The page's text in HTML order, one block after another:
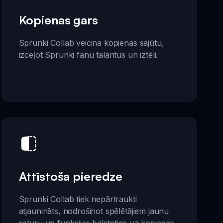
Kopienas gars
Sprunki Collab veicina kopienas sajūtu,
izceļot Sprunki fanu talantus un iztēli.
Attīstoša pieredze
Sprunki Collab tiek nepārtraukti
atjaunināts, nodrošinot spēlētājiem jaunu